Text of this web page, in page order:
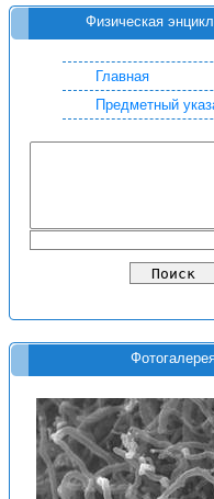
Физическая
Главная
Предметный